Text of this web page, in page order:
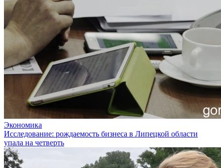
Экономика
Исследование: рождаемость бизнеса в Липецкой области
упала на четверть